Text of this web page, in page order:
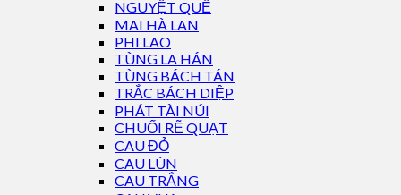
NGUYỆT QUẾ
MAI HÀ LAN
PHI LAO
TÙNG LA HÁN
TÙNG BÁCH TÁN
TRẮC BÁCH DIỆP
PHÁT TÀI NÚI
CHUỐI RẼ QUẠT
CAU ĐỎ
CAU LÙN
CAU TRẮNG